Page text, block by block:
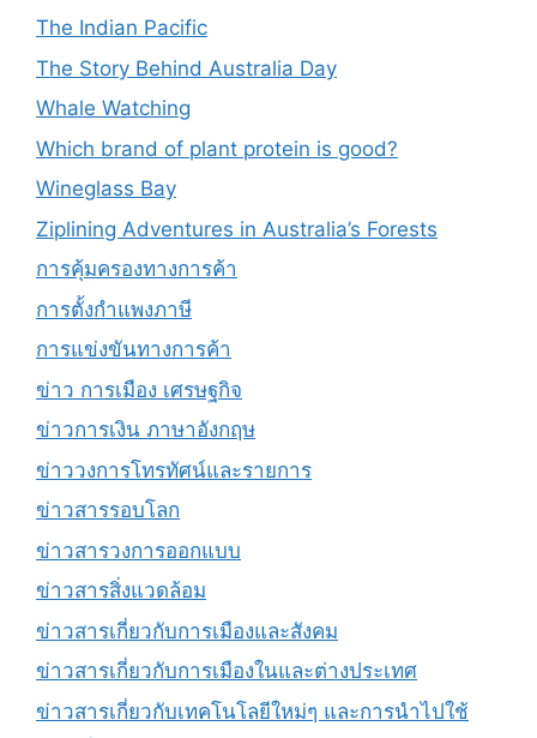
The Indian Pacific
The Story Behind Australia Day
Whale Watching
Which brand of plant protein is good?
Wineglass Bay
Ziplining Adventures in Australia’s Forests
การคุ้มครองทางการค้า
การตั้งกำแพงภาษี
การแข่งขันทางการค้า
ข่าว การเมือง เศรษฐกิจ
ข่าวการเงิน ภาษาอังกฤษ
ข่าววงการโทรทัศน์และรายการ
ข่าวสารรอบโลก
ข่าวสารวงการออกแบบ
ข่าวสารสิ่งแวดล้อม
ข่าวสารเกี่ยวกับการเมืองและสังคม
ข่าวสารเกี่ยวกับการเมืองในและต่างประเทศ
ข่าวสารเกี่ยวกับเทคโนโลยีใหม่ๆ และการนำไปใช้